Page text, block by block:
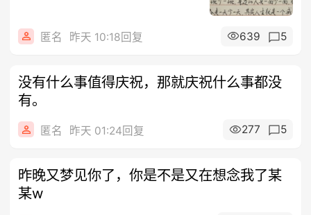
匿名 昨天 10:18回复 639 5
没有什么事值得庆祝，那就庆祝什么事都没
有。
匿名 昨天 01:24回复 277 5
昨晚又梦见你了，你是不是又在想念我了某
某w